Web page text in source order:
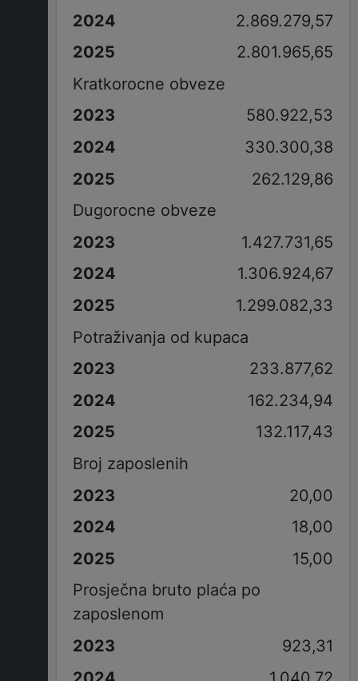
2.869.279,57
2.801.965,65
Kratkorocne obveze
580.922,53
330.300,38
262.129,86
Dugorocne obveze
1.427.731,65
1.306.924,67
1.299.082,33
Potraživanja od kupaca
233.877,62
162.234,94
132.117,43
Broj zaposlenih
20,00
18,00
15,00
Prosječna bruto plaća po
zaposlenom
923,31